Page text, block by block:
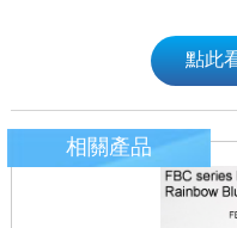
點此
相關產品